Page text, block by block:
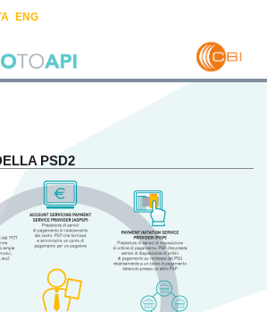
ENG
PSD2